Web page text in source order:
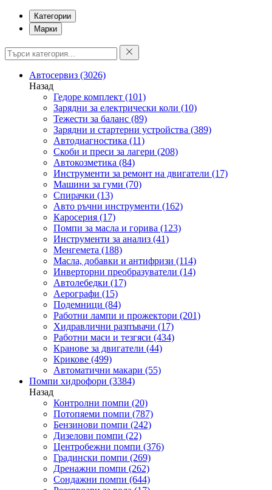
Категории
Марки
Автосервиз (3026)
Назад
Гедоре комплект (101)
Зарядни за електрически коли (10)
Тежести за баланс (89)
Зарядни и стартерни устройства (389)
Автодиагностика (11)
Скоби и преси за лагери (208)
Автокозметика (84)
Инструменти за ремонт на двигатели (17)
Машини за гуми (70)
Спирачки (13)
Авто ръчни инструменти (162)
Каросерия (17)
Помпи за масла и горива (123)
Инструменти за анализ (41)
Менгемета (188)
Масла, добавки и антифризи (114)
Инверторни преобразуватели (14)
Автолебедки (17)
Аерографи (15)
Подемници (84)
Работни лампи и прожектори (201)
Хидравлични разпъвачи (17)
Работни маси и тезгяси (434)
Кранове за двигатели (44)
Крикове (499)
Автоматични макари (55)
Помпи хидрофори (3384)
Назад
Контролни помпи (20)
Потопяеми помпи (787)
Бензинови помпи (242)
Дизелови помпи (22)
Центробежни помпи (376)
Градински помпи (269)
Дренажни помпи (262)
Сондажни помпи (644)